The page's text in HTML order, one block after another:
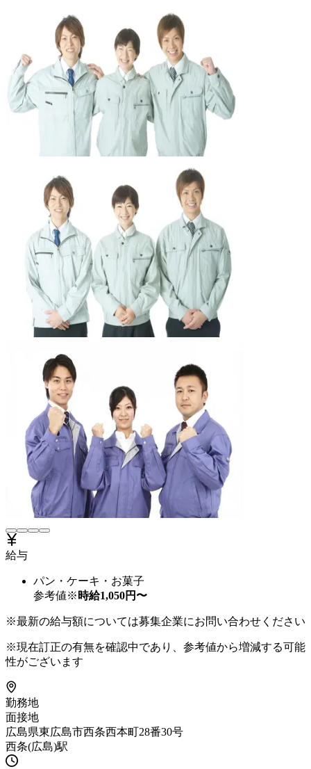
給与
パン・ケーキ・お菓子
参考値※ 時給1,050円〜
※最新の給与額については募集企業にお問い合わせください
※現在訂正の有無を確認中であり、参考値から増減する可能
性がございます
勤務地
面接地
広島県東広島市西条西本町28番30号
西条(広島)駅